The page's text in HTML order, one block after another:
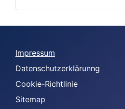
Impressum
Datenschutzerklärunng
Cookie-Richtlinie
Sitemap